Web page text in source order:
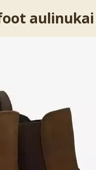
aulinukai